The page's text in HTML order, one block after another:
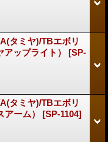
タミヤ)/TBエボリ
アップライト） [SP-
タミヤ)/TBエボリ
アーム） [SP-1104]